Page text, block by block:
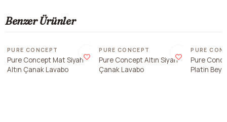
Benzer Ürünler
PURE CONCEPT
Pure Concept Mat Siyah
Altın Çanak Lavabo
PURE CONCEPT
Pure Concept Altın Siyah
Çanak Lavabo
PURE
Pure
Platin